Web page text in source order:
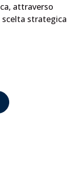
attraverso
scelta strategica